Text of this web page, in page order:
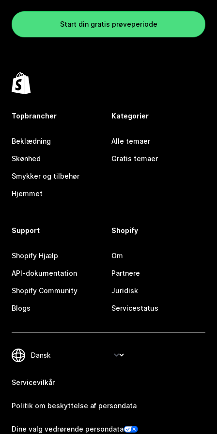
Start din gratis prøveperiode
Topbrancher
Beklædning
Skønhed
Smykker og tilbehør
Hjemmet
Kategorier
Alle temaer
Gratis temaer
Support
Shopify Hjælp
API-dokumentation
Shopify Community
Blogs
Shopify
Om
Partnere
Juridisk
Servicestatus
Servicevilkår
Politik om beskyttelse af persondata
Dine valg vedrørende persondata